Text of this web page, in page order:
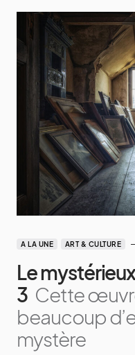
A LA UNE ART & CULTURE
Le
3 Cette
beaucoup
mystère